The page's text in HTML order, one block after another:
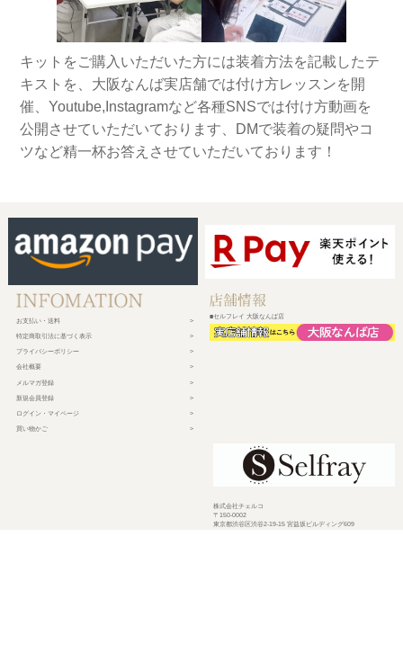
キットをご購入いただいた方には装着方法を記載したテ
キストを、大阪なんば実店舗では付け方レッスンを開
催、Youtube,Instagramなど各種SNSでは付け方動画を
公開させていただいております、DMで装着の疑問やコ
ツなど精一杯お答えさせていただいております！
お支払い・送料
特定商取引法に基づく表示
プライバシーポリシー
会社概要
メルマガ登録
新規会員登録
ログイン・マイページ
買い物かご
■セルフレイ 大阪なんば店
株式会社チェルコ
〒150-0002
東京都渋谷区渋谷2-19-15 宮益坂ビルディング609